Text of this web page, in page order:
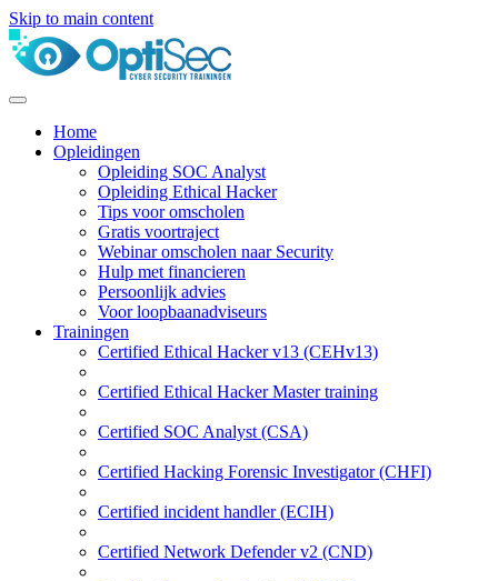
Skip to main content
Home
Opleidingen
Opleiding SOC Analyst
Opleiding Ethical Hacker
Tips voor omscholen
Gratis voortraject
Webinar omscholen naar Security
Hulp met financieren
Persoonlijk advies
Voor loopbaanadviseurs
Trainingen
Certified Ethical Hacker v13 (CEHv13)
Certified Ethical Hacker Master training
Certified SOC Analyst (CSA)
Certified Hacking Forensic Investigator (CHFI)
Certified incident handler (ECIH)
Certified Network Defender v2 (CND)